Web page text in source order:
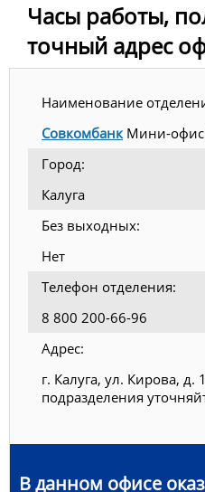
Часы работы,
точный адрес
Наименование
СовкомбанкМини-
Город:
Калуга
Без выходных:
Нет
Телефон отделения:
8 800 200-66-96
Адрес:
г. Калуга, ул. Кирова,
подразделения
В данном офисе